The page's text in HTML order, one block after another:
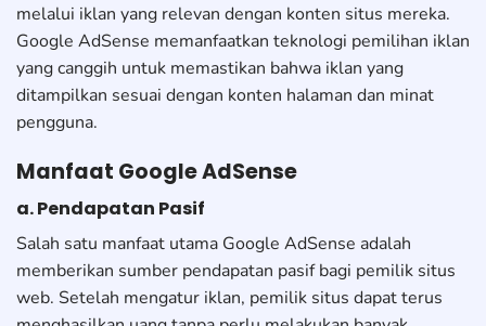
melalui iklan yang relevan dengan konten situs mereka.
Google AdSense memanfaatkan teknologi pemilihan iklan
yang canggih untuk memastikan bahwa iklan yang
ditampilkan sesuai dengan konten halaman dan minat
pengguna.
Manfaat Google AdSense
a. Pendapatan Pasif
Salah satu manfaat utama Google AdSense adalah
memberikan sumber pendapatan pasif bagi pemilik situs
web. Setelah mengatur iklan, pemilik situs dapat terus